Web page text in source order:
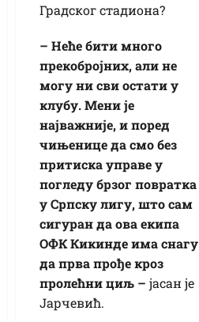
Градског стадиона?
– Неће бити много
прекобројних, али не
могу ни сви остати у
клубу. Мени је
најважније, и поред
чињенице да смо без
притиска управе у
погледу брзог повратка
у Српску лигу, што сам
сигуран да ова екипа
ОФК Кикинде има снагу
да прва прође кроз
пролећни циљ – јасан је
Јарчевић.